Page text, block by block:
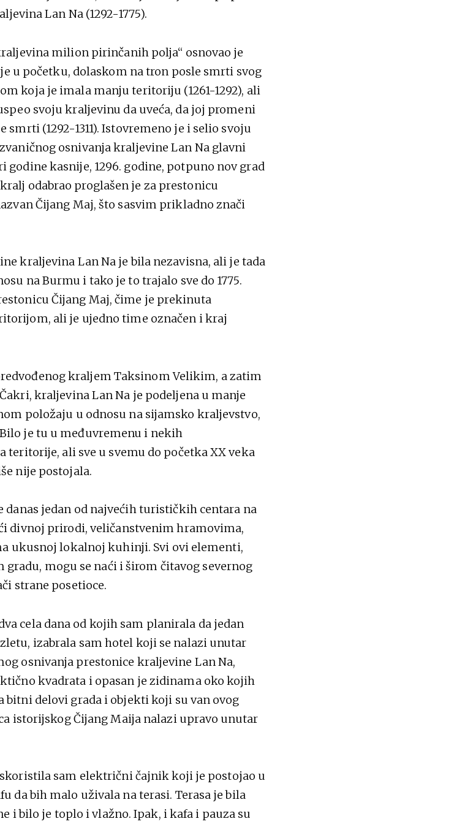
Lan Na (1292-1775).
milion pirinčanih polja“ osnovao je
je u početku, dolaskom na tron posle smrti svog
koja je imala manju teritoriju (1261-1292), ali
svoju kraljevinu da uveća, da joj promeni
smrti (1292-1311). Istovremeno je i selio svoju
osnivanja kraljevine Lan Na glavni
godine kasnije, 1296. godine, potpuno nov grad
odabrao proglašen je za prestonicu
Čijang Maj, što sasvim prikladno znači
kraljevina Lan Na je bila nezavisna, ali je tada
na Burmu i tako je to trajalo sve do 1775.
Čijang Maj, čime je prekinuta
ali je ujedno time označen i kraj
kraljem Taksinom Velikim, a zatim
kraljevina Lan Na je podeljena u manje
položaju u odnosu na sijamsko kraljevstvo,
je tu u međuvremenu i nekih
ali sve u svemu do početka XX veka
nije postojala.
danas jedan od najvećih turističkih centara na
divnoj prirodi, veličanstvenim hramovima,
ukusnoj lokalnoj kuhinji. Svi ovi elementi,
mogu se naći i širom čitavog severnog
strane posetioce.
cela dana od kojih sam planirala da jedan
izabrala sam hotel koji se nalazi unutar
osnivanja prestonice kraljevine Lan Na,
kvadrata i opasan je zidinama oko kojih
bitni delovi grada i objekti koji su van ovog
istorijskog Čijang Maija nalazi upravo unutar
sam električni čajnik koji je postojao u
da bih malo uživala na terasi. Terasa je bila
i bilo je toplo i vlažno. Ipak, i kafa i pauza su